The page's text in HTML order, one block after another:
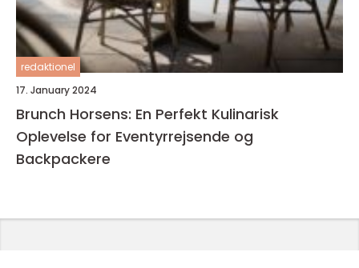
redaktionel
17. January 2024
Brunch Horsens: En Perfekt Kulinarisk
Oplevelse for Eventyrrejsende og
Backpackere